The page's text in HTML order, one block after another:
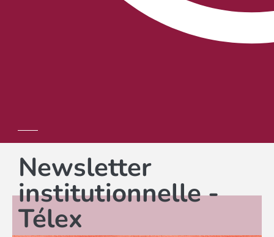
Newsletter
institutionnelle -
Télex